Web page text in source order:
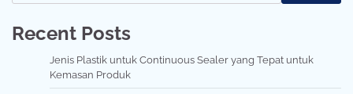
Recent Posts
Jenis Plastik untuk Continuous Sealer yang Tepat untuk
Kemasan Produk